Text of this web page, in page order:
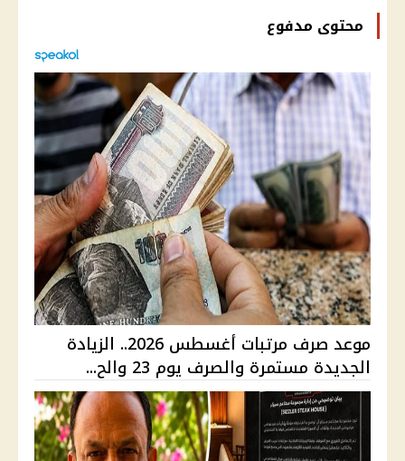
محتوى مدفوع
موعد صرف مرتبات أغسطس 2026.. الزيادة
الجديدة مستمرة والصرف يوم 23 والح...